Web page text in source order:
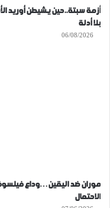
أزمة سبتة..حين يشيطن أوريد
بلا أدلة
06/08/2026
موران ضد اليقين…وداع
الاحتمال